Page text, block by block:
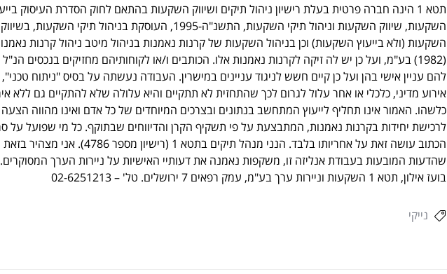
תטא 1 הינה חברה פרטית בעלת רישיון ניהול תיקים ושיווק השקעות בהתאם לחוק הסדרת העיסוק
השקעות, שיווק השקעות וניהול תיקי השקעות, התשנ"ה-1995, העוסקת בניהול תיקי השקעות, בשיווק
השקעות (ולא בייעוץ השקעות) וכן בניהול השקעות של קרנות נאמנות בניהול מיטב ניהול קרנות
(1982) בע"מ, ועל כן יש לה זיקה לקרנות נאמנות אלו. הכותבים ו/או לקוחותיהם מחזיקים בנכסים הנ"ל
להם עניין אישי בהן ועל כן קיים חשש לניגוד עניינים במישרין. העבודה נעשתה על בסיס "ניתוח
אירוע מדיני, כלכלי או אחר עלול לגרום לכך שהתחזית לא תתקיים והיא עלולה שלא להתקיים גם ללא
כלשהו. האמור אינו תחליף לייעוץ המתחשב בנתונים ובצרכים המיוחדים של כל אדם ואינו מהווה הצעה
לרכישת יחידות בקרנות נאמנות, המתבצעת על פי תשקיף הקרן והדיווחים שבתוקף. כל מי שפועל על
הכתוב עושה זאת על אחריותו בלבד. הנני מנהל תיקים בתטא 1 (רישיון מספר 4786). אני מצהיר בזאת
שהדעות המובעות בעבודת אנליזה זו, משקפות נאמנה את דעותיי האישיות על ניירות הערך המסוקרים.
בועז אילון, תטא 1 השקעות וניירות ערך בע"מ, עמק רפאים 7 ירושלים. טל' – 02-6251213
נייקי